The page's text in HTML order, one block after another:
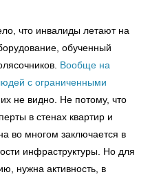
что инвалиды летают на
обученный
Вообще на
с ограниченными
их не видно. Не потому, что
в стенах квартир и
во многом заключается в
инфраструктуры. Но для
нужна активность, в